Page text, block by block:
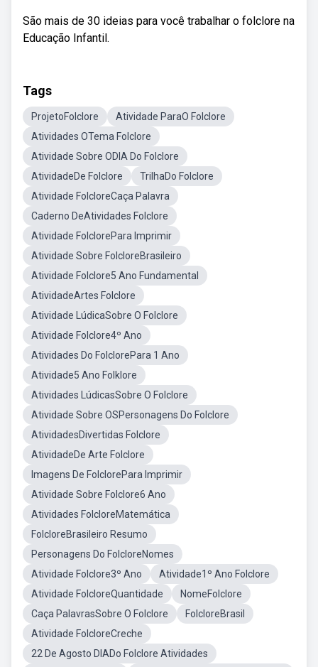
São mais de 30 ideias para você trabalhar o folclore na
Educação Infantil.
Tags
ProjetoFolclore
Atividade ParaO Folclore
Atividades OTema Folclore
Atividade Sobre ODIA Do Folclore
AtividadeDe Folclore
TrilhaDo Folclore
Atividade FolcloreCaça Palavra
Caderno DeAtividades Folclore
Atividade FolclorePara Imprimir
Atividade Sobre FolcloreBrasileiro
Atividade Folclore5 Ano Fundamental
AtividadeArtes Folclore
Atividade LúdicaSobre O Folclore
Atividade Folclore4º Ano
Atividades Do FolclorePara 1 Ano
Atividade5 Ano Folklore
Atividades LúdicasSobre O Folclore
Atividade Sobre OSPersonagens Do Folclore
AtividadesDivertidas Folclore
AtividadeDe Arte Folclore
Imagens De FolclorePara Imprimir
Atividade Sobre Folclore6 Ano
Atividades FolcloreMatemática
FolcloreBrasileiro Resumo
Personagens Do FolcloreNomes
Atividade Folclore3º Ano
Atividade1º Ano Folclore
Atividade FolcloreQuantidade
NomeFolclore
Caça PalavrasSobre O Folclore
FolcloreBrasil
Atividade FolcloreCreche
22 De Agosto DIADo Folclore Atividades